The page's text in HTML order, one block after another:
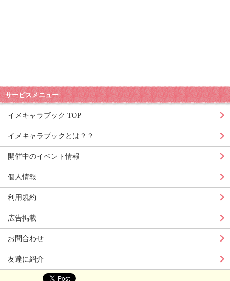
サービスメニュー
イメキャラブック TOP
イメキャラブックとは？？
開催中のイベント情報
個人情報
利用規約
広告掲載
お問合わせ
友達に紹介